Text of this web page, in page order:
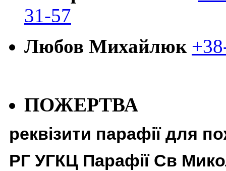
31-57
Любов Михайлюк
ПОЖЕРТВА
реквізити парафії для
РГ УГКЦ Парафії Св